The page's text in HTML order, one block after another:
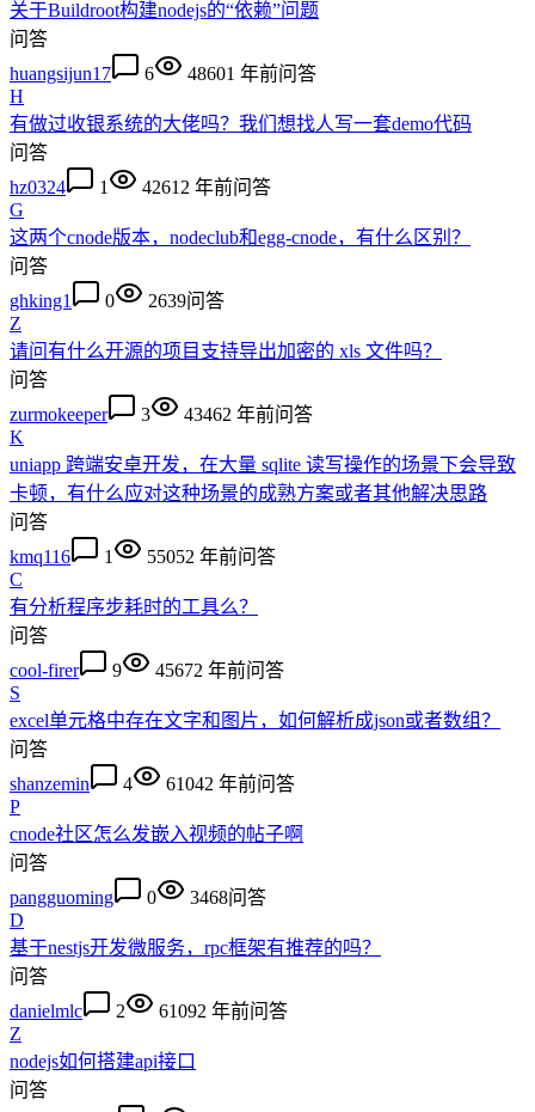
关于Buildroot构建nodejs的“依赖”问题
问答
huangsijun17
6 48601 年前问答
H
有做过收银系统的大佬吗？我们想找人写一套demo代码
问答
hz0324
1 4261 2 年前问答
G
这两个cnode版本，nodeclub和egg-cnode，有什么区别？
问答
ghking1
0 2639问答
Z
请问有什么开源的项目支持导出加密的 xls 文件吗？
问答
zurmokeeper
3 43462 年前问答
K
uniapp 跨端安卓开发，在大量 sqlite 读写操作的场景下会导致
卡顿，有什么应对这种场景的成熟方案或者其他解决思路
问答
kmq116
1 55052 年前问答
C
有分析程序步耗时的工具么？
问答
cool-firer
9 45672 年前问答
S
excel单元格中存在文字和图片，如何解析成json或者数组？
问答
shanzemin
4 61042 年前问答
P
cnode社区怎么发嵌入视频的帖子啊
问答
pangguoming
0 3468问答
D
基于nestjs开发微服务，rpc框架有推荐的吗？
问答
danielmlc
2 61092 年前问答
Z
nodejs如何搭建api接口
问答